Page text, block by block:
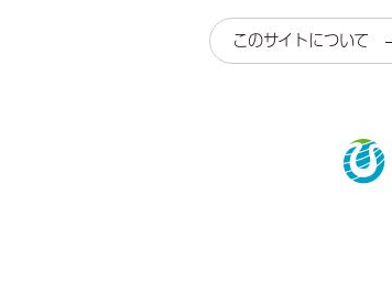
このサイトについて